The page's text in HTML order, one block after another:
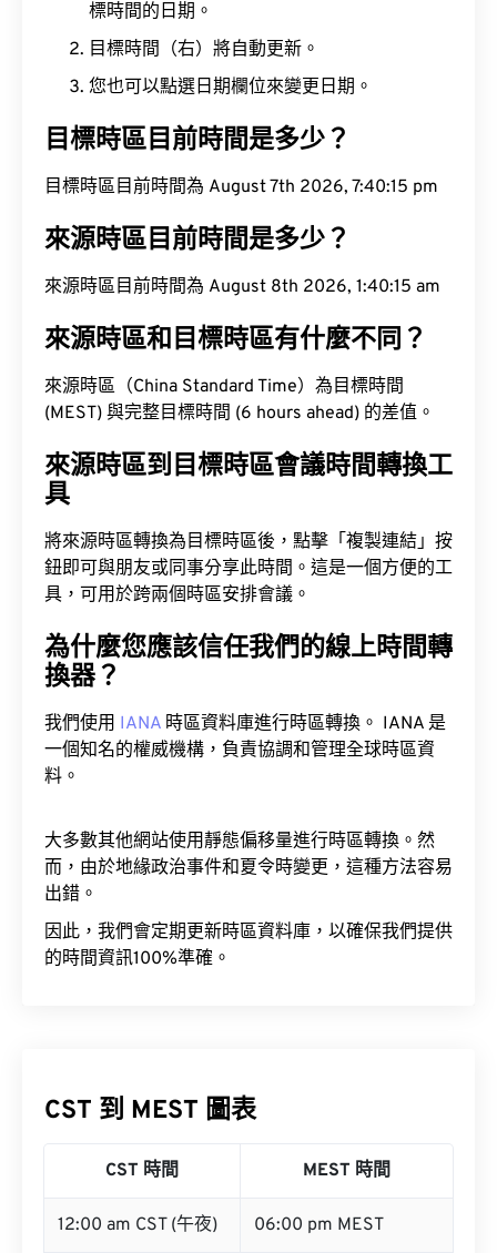
標時間的日期。
目標時間（右）將自動更新。
您也可以點選日期欄位來變更日期。
目標時區目前時間是多少？
目標時區目前時間為 August 7th 2026, 7:40:16 pm
來源時區目前時間是多少？
來源時區目前時間為 August 8th 2026, 1:40:16 am
來源時區和目標時區有什麼不同？
來源時區（China Standard Time）為目標時間
(MEST) 與完整目標時間 (6 hours ahead) 的差值。
來源時區到目標時區會議時間轉換工
具
將來源時區轉換為目標時區後，點擊「複製連結」按
鈕即可與朋友或同事分享此時間。這是一個方便的工
具，可用於跨兩個時區安排會議。
為什麼您應該信任我們的線上時間轉
換器？
我們使用 IANA 時區資料庫進行時區轉換。 IANA 是
一個知名的權威機構，負責協調和管理全球時區資
料。
大多數其他網站使用靜態偏移量進行時區轉換。然
而，由於地緣政治事件和夏令時變更，這種方法容易
出錯。
因此，我們會定期更新時區資料庫，以確保我們提供
的時間資訊100%準確。
CST 到 MEST 圖表
CST 時間 MEST 時間
12:00 am CST (午夜) 06:00 pm MEST